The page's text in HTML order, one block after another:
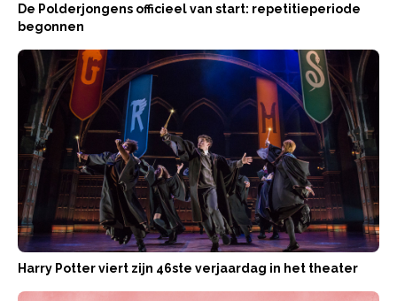
De Polderjongens officieel van start: repetitieperiode
begonnen
Harry Potter viert zijn 46ste verjaardag in het theater